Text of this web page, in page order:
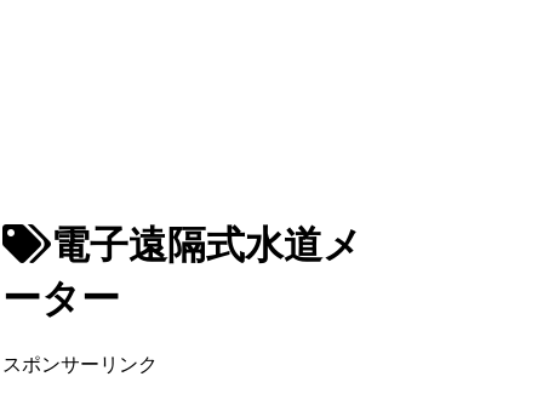
電子遠隔式水道メ
ーター
スポンサーリンク